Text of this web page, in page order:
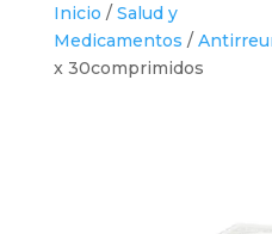
Inicio / Salud y
Medicamentos /
x 30comprimidos